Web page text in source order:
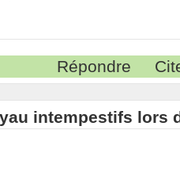
Répondre
intempestifs lors